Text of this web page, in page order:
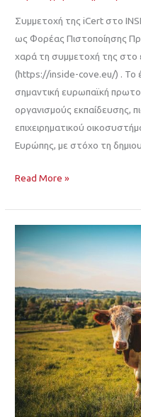
Συμμετοχή της iCert στο
ως Φορέας Πιστοποίησης
χαρά τη συμμετοχή της στο
(https://inside-cove.eu/) . Το
σημαντική ευρωπαϊκή
οργανισμούς εκπαίδευσης,
επιχειρηματικού
Ευρώπης, με στόχο τη
Read More »
Πράσινη
Διαχείριση
Μονάδων
και
Εκτροφείων:
Ένα
κρίσιμο
επαγγελματικό
πεδίο
για